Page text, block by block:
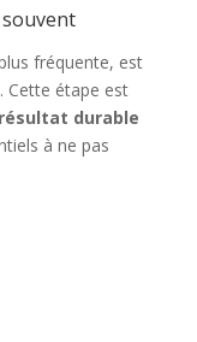
fréquente, est
Cette étape est
durable
à ne pas